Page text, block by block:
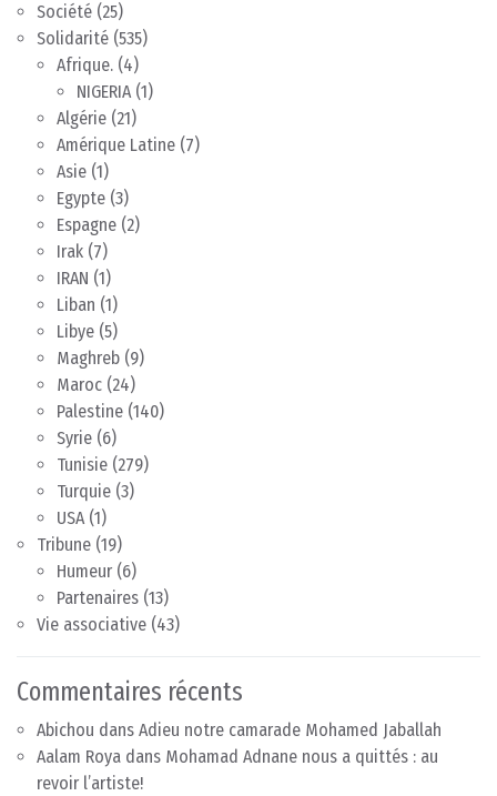
Société (25)
Solidarité (535)
Afrique. (4)
NIGERIA(1)
Algérie (21)
Amérique Latine (7)
Asie (1)
Egypte (3)
Espagne (2)
Irak (7)
IRAN (1)
Liban (1)
Libye (5)
Maghreb (9)
Maroc (24)
Palestine (140)
Syrie (6)
Tunisie (279)
Turquie (3)
USA(1)
Tribune (19)
Humeur (6)
Partenaires (13)
Vie associative (43)
Commentaires récents
Abichou dans Adieu notre camarade Mohamed Jaballah
Aalam Roya dans Mohamad Adnane nous a quittés : au
revoir l’artiste!